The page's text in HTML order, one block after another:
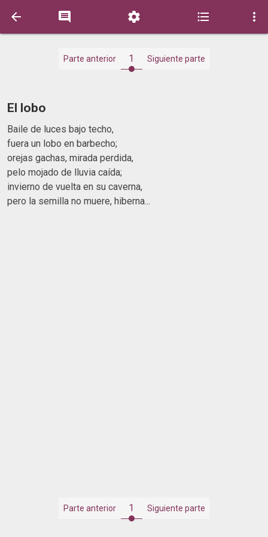
    
Parte anterior 1 Siguiente parte
El lobo
Baile de luces bajo techo,
fuera un lobo en barbecho;
orejas gachas, mirada perdida,
pelo mojado de lluvia caída;
invierno de vuelta en su caverna,
pero la semilla no muere, hiberna...
Parte anterior 1 Siguiente parte